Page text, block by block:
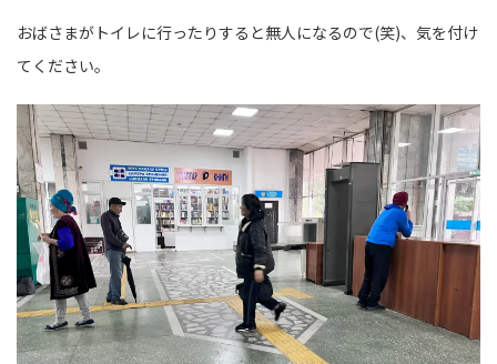
おばさまがトイレに行ったりすると無人になるので(笑)、気を付け
てください。